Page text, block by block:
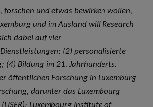
forschen und etwas bewirken wollen,
und im Ausland will Research
dabei auf vier
(2) personalisierte
(4) Bildung im 21. Jahrhunderts.
öffentlichen Forschung in Luxemburg
darunter das Luxembourg
Luxembourg Institute of